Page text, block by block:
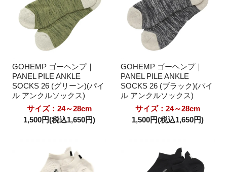
GOHEMP ゴーヘンプ｜
PANEL PILE ANKLE
SOCKS 26 (グリーン)(パイ
ル アンクルソックス)
サイズ：24～28cm
1,500円(税込1,650円)
GOHEMP ゴーヘンプ｜
PANEL PILE ANKLE
SOCKS 26 (ブラック)(パイ
ル アンクルソックス)
サイズ：24～28cm
1,500円(税込1,650円)